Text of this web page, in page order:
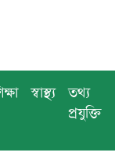
স্বাস্থ্য
প্রযুক্তি